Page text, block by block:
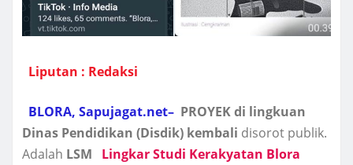
Liputan : Redaksi
BLORA, Sapujagat.net– PROYEK di lingkuan
Dinas Pendidikan (Disdik) kembali disorot publik.
Adalah LSM
Lingkar Studi Kerakyatan Blora